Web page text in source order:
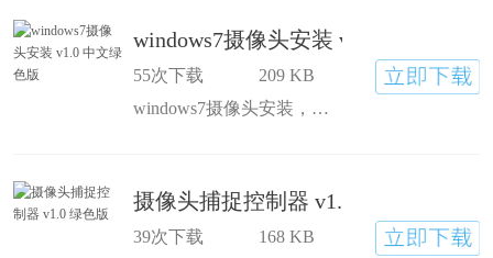
windows7摄像头安装 v1.0 中文绿色版
55次下载
209 KB
windows7摄像头安装，在WIN7系统下是看不到摄像头图标的，如果我们想使用摄像头来拍照或录像时，借助这个小工具可以帮助我们轻松创建摄像头图标。
摄像头捕捉控制器 v1.0 绿色版
39次下载
168 KB